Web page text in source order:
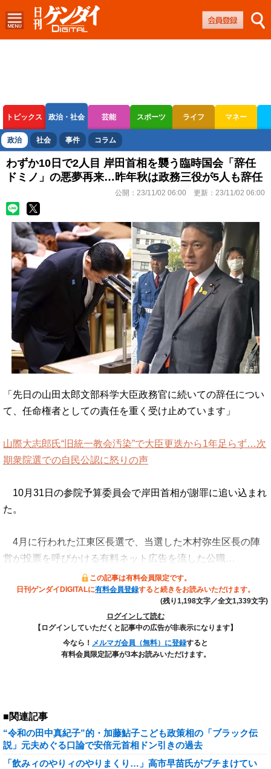
トピックス 政治・社会 芸能 スポーツ ライフ マネー
ボートレース 競輪 オートレース
政治 社会 事件 コラム
わずか10日で2人目 岸田首相を襲う臨時国会「辞任
ドミノ」の悪夢再来…昨年秋は政務三役が5人も辞任
公開： 23/11/02 06:00 更新： 23/11/02 06:00
「先日の山田太郎文部科学大臣政務官に続いての辞任につい
て、任命権者としての責任を重く受け止めています」
山際大志郎氏“旧統一教会汚染”で大臣更迭から1年足らず…次
期衆院選での自民公認に怒りの声
10月31日の参院予算委員会で岸田首相が謝罪に追い込まれ
た。
4月に行われた江東区長選で、当選した木村弥生区長の陣
営が投票を呼びかける有料ネット広告を流した公職…
この記事は有料会員限定です。
日刊ゲンダイDIGITALに有料会員登録すると続きをお読みいただけます。
(残り1,198文字／全文1,339文字)
ログインして読む
【ログインしていただくと記事中の広告が非表示になります】
今なら！ メルマガ会員（無料）に登録すると
有料会員限定記事が3本お読みいただけます。
■関連記事
“令和の田中真紀子”的・加藤鮎子こども政策相の「ブラック伝
説」元夫めぐる口論で安倍元首相ドン引きの過去
「飲みィのやりィのやりまくり…」高市早苗氏がブチまけてい